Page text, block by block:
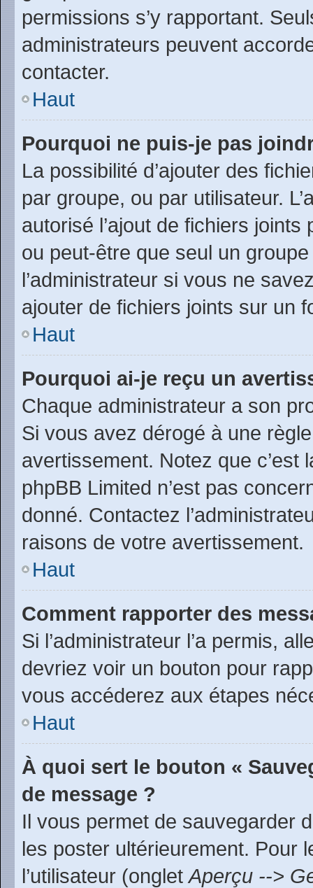
permissions s’y rapportant.
administrateurs peuvent
contacter.
Haut
Pourquoi ne puis-je pas
La possibilité d’ajouter des
par groupe, ou par utilisateur.
autorisé l’ajout de fichiers
ou peut-être que seul un
l’administrateur si vous ne
ajouter de fichiers joints sur un
Haut
Pourquoi ai-je reçu un
Chaque administrateur a son
Si vous avez dérogé à une
avertissement. Notez que c’est
phpBB Limited n’est pas
donné. Contactez
raisons de votre avertissement.
Haut
Comment rapporter des
Si l’administrateur l’a permis,
devriez voir un bouton pour
vous accéderez aux étapes
Haut
À quoi sert le bouton «
de message ?
Il vous permet de sauvegarder
les poster ultérieurement. Pour
l’utilisateur (ongletAperçu -->